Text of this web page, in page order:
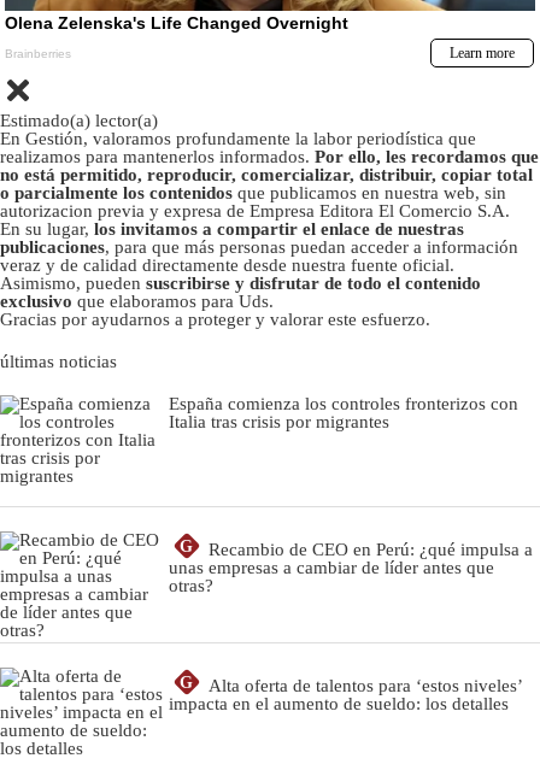
Estimado(a) lector(a)
En Gestión, valoramos profundamente la labor periodística que
realizamos para mantenerlos informados. Por ello, les recordamos que
no está permitido, reproducir, comercializar, distribuir, copiar total
o parcialmente los contenidos que publicamos en nuestra web, sin
autorizacion previa y expresa de Empresa Editora El Comercio S.A.
En su lugar, los invitamos a compartir el enlace de nuestras
publicaciones, para que más personas puedan acceder a información
veraz y de calidad directamente desde nuestra fuente oficial.
Asimismo, pueden suscribirse y disfrutar de todo el contenido
exclusivo que elaboramos para Uds.
Gracias por ayudarnos a proteger y valorar este esfuerzo.
últimas noticias
España comienza los controles fronterizos con
Italia tras crisis por migrantes
G
Recambio de CEO en Perú: ¿qué impulsa a
unas empresas a cambiar de líder antes que
otras?
G
Alta oferta de talentos para ‘estos niveles’
impacta en el aumento de sueldo: los detalles